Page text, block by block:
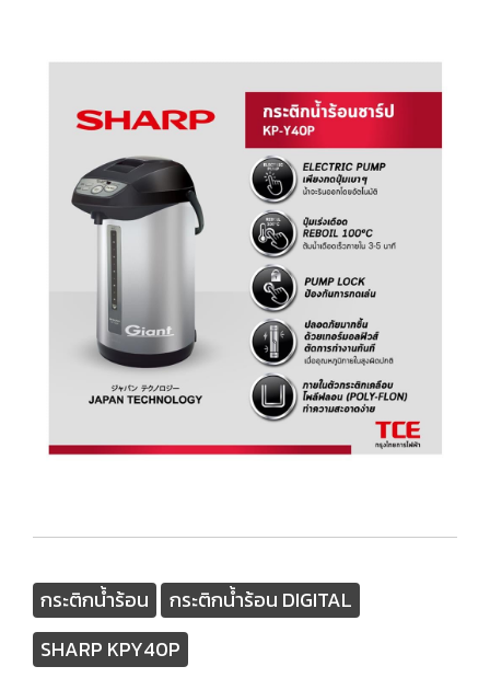
กระติกน้ำร้อน
กระติกน้ำร้อน DIGITAL
SHARP KPY40P